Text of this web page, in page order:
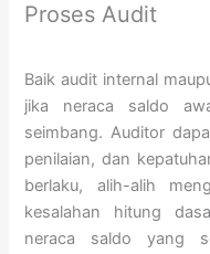
Proses Audit
Baik audit internal
jika neraca saldo
seimbang. Auditor
penilaian, dan
berlaku, alih-alih
kesalahan hitung
neraca saldo yang